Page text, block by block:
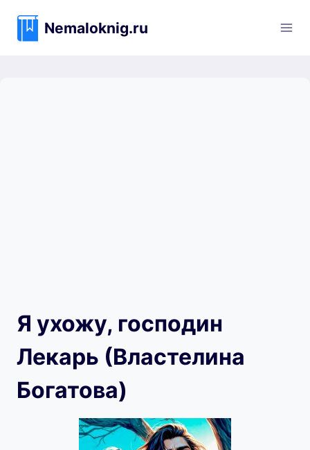
содержимому
Nemaloknig.ru
Я ухожу, господин
Лекарь (Властелина
Богатова)